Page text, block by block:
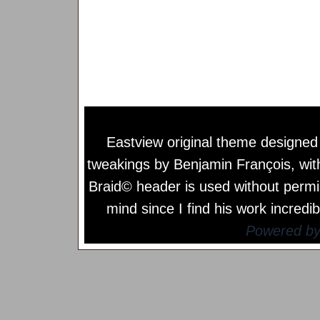
Eastview original theme
tweakings by Benjamin François,
Braid© header is used without
mind since I find his work
Powered